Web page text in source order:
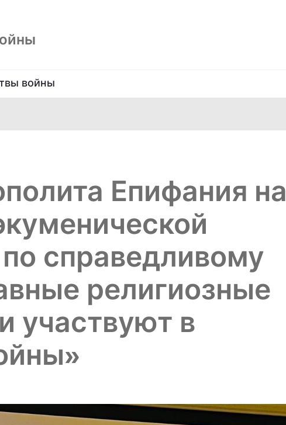
войны
Епифания на
справедливому
религиозные
участвуют в